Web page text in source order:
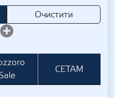
Очистити
СЕТАМ